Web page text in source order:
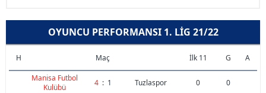
OYUNCU PERFORMANSI 1. LIG 21/22
H Maç İlk 11 G
A
Manisa Futbol
Kulübü
4 : 1 Tuzlaspor 0
0